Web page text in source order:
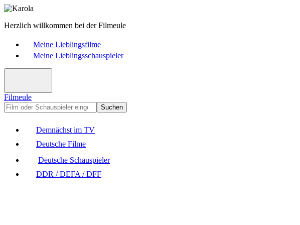
Herzlich willkommen bei der Filmeule
Meine Lieblingsfilme
Meine Lieblingsschauspieler
Filmeule
Suchen
Demnächst im TV
Deutsche Filme
Deutsche Schauspieler
DDR / DEFA / DFF